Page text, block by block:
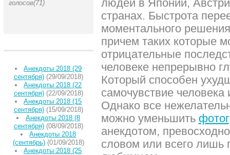
голосов(71)
Анекдоты 2018 (29
сентября)(29/09/2018)
Анекдоты 2018 (22
сентября)(22/09/2018)
Анекдоты 2018 (15
сентября)(15/09/2018)
Анекдоты 2018 (8
сентября)(08/09/2018)
Анекдоты 2018
(сентябрь)(01/09/2018)
Анекдоты 2018 (25
людей в Японии,
странах. Быстрота
моментального
причем таких которые
отрицательные
человеке непрерывно
Который способен
самочувствие
Однако все
можно уменьшить
анекдотом,
словом или всего